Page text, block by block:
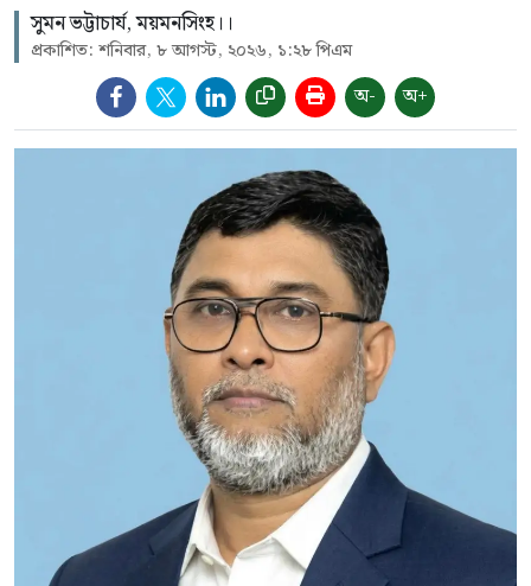
সুমন ভট্টাচার্য, ময়মনসিংহ।।
প্রকাশিত: শনিবার, ৮ আগস্ট, ২০২৬, ১:২৮ পিএম
অ- অ+